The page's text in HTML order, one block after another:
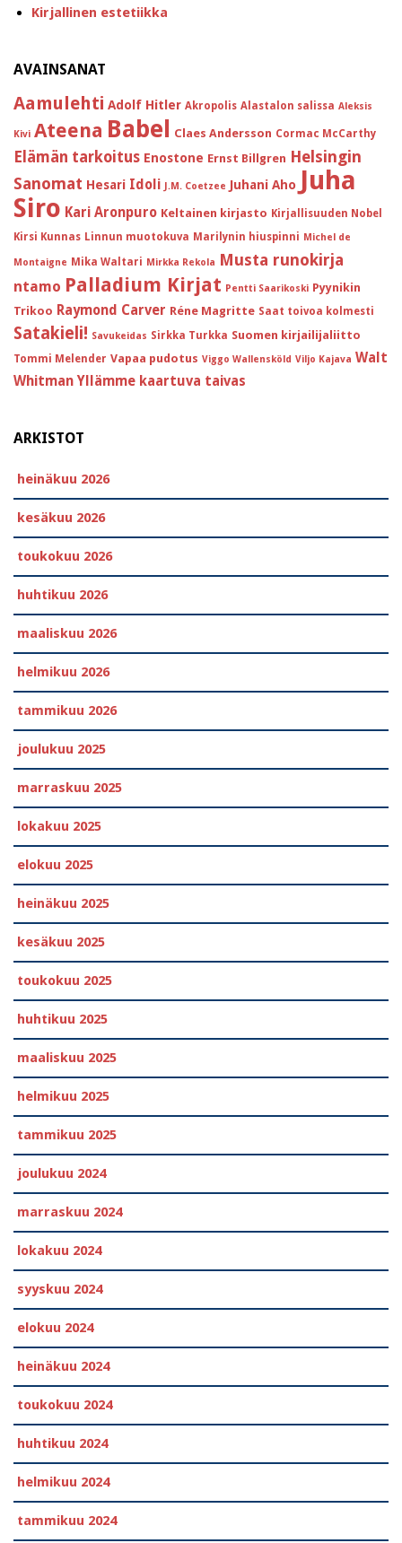
Kirjallinen estetiikka
AVAINSANAT
Aamulehti Adolf Hitler Akropolis Alastalon salissa Aleksis
Kivi Ateena Babel Claes Andersson Cormac McCarthy
Elämän tarkoitus Enostone Ernst Billgren Helsingin
Sanomat Hesari Idoli J.M. Coetzee Juhani Aho Juha
Siro Kari Aronpuro Keltainen kirjasto Kirjallisuuden Nobel
Kirsi Kunnas Linnun muotokuva Marilynin hiuspinni Michel de
Montaigne Mika Waltari Mirkka Rekola Musta runokirja
ntamo Palladium Kirjat Pentti Saarikoski Pyynikin
Trikoo Raymond Carver Réne Magritte Saat toivoa kolmesti
Satakieli! Savukeidas Sirkka Turkka Suomen kirjailijaliitto
Tommi Melender Vapaa pudotus Viggo Wallensköld Viljo Kajava Walt
Whitman Yllämme kaartuva taivas
ARKISTOT
heinäkuu 2026
kesäkuu 2026
toukokuu 2026
huhtikuu 2026
maaliskuu 2026
helmikuu 2026
tammikuu 2026
joulukuu 2025
marraskuu 2025
lokakuu 2025
elokuu 2025
heinäkuu 2025
kesäkuu 2025
toukokuu 2025
huhtikuu 2025
maaliskuu 2025
helmikuu 2025
tammikuu 2025
joulukuu 2024
marraskuu 2024
lokakuu 2024
syyskuu 2024
elokuu 2024
heinäkuu 2024
toukokuu 2024
huhtikuu 2024
helmikuu 2024
tammikuu 2024